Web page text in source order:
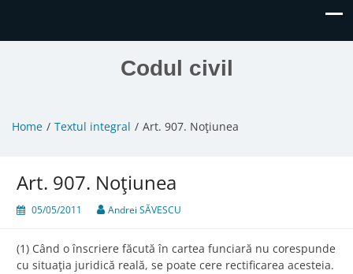
Codul civil
Home Textul integral Art. 907. Noţiunea
Art. 907. Noţiunea
05/05/2011 Andrei SĂVESCU
(1) Când o înscriere făcută în cartea funciară nu corespunde
cu situaţia juridică reală, se poate cere rectificarea acesteia.